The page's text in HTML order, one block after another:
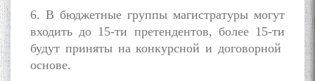
6. В бюджетные группы магистратуры могут
входить до 15-ти претендентов, более 15-ти
будут приняты на конкурсной и договорной
основе.
به عبارت دیگر: گفتگو با مومن